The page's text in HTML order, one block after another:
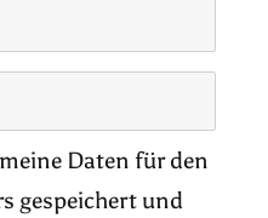
Daten für den
gespeichert und